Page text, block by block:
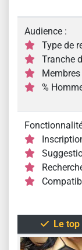
Audience :
Type de
Tranche
%
Le